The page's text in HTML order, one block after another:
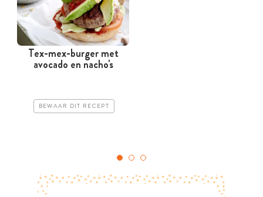
Tex-mex-burger met
avocado en nacho's
BEWAAR DIT RECEPT